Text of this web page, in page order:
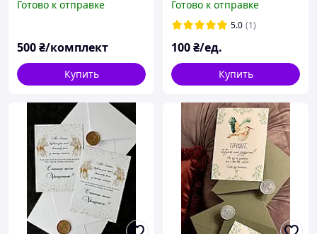
(золото)
Готово к отправке
500₴/комплект
Купить
Готово к отправке
5.0 (1)
100₴/ед.
Купить